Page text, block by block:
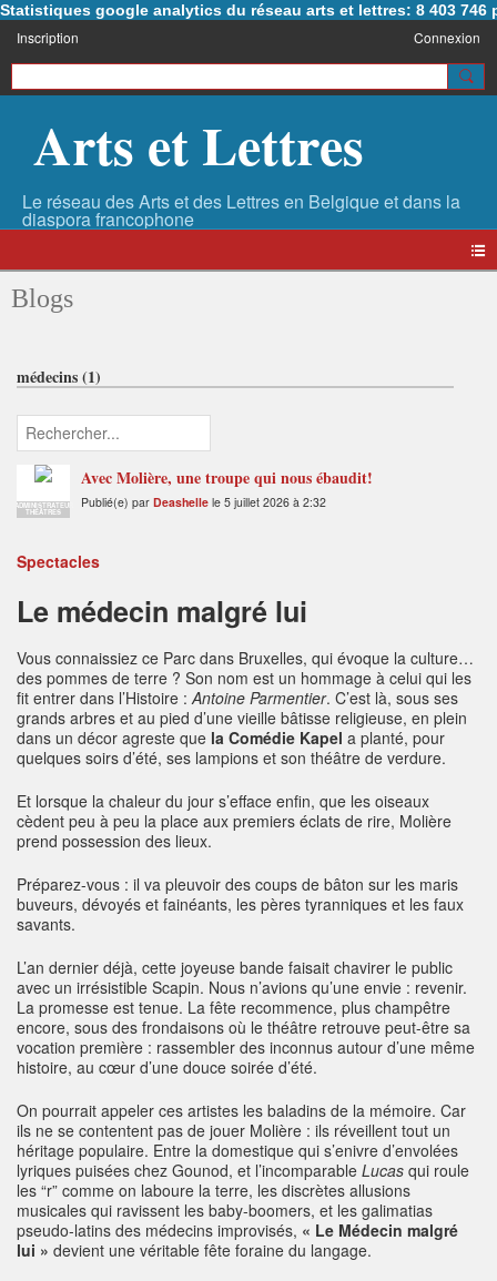
Statistiques google analytics du réseau arts et lettres: 8 403 746
Inscription Connexion
Arts et Lettres
Blogs
médecins (1)
ADMINISTRATEUR
THÉÂTRES
Avec Molière, une troupe qui nous ébaudit!
Publié(e) par Deashelle le 5 juillet 2026 à 2:32
Spectacles
Le médecin malgré lui
Vous connaissiez ce Parc dans Bruxelles, qui évoque la culture…
des pommes de terre ? Son nom est un hommage à celui qui les
fit entrer dans l’Histoire :Antoine Parmentier. C’est là, sous ses
grands arbres et au pied d’une vieille bâtisse religieuse, en plein
dans un décor agreste que la Comédie Kapel a planté, pour
quelques soirs d’été, ses lampions et son théâtre de verdure.
Et lorsque la chaleur du jour s’efface enfin, que les oiseaux
cèdent peu à peu la place aux premiers éclats de rire, Molière
prend possession des lieux.
Préparez-vous : il va pleuvoir des coups de bâton sur les maris
buveurs, dévoyés et fainéants, les pères tyranniques et les faux
savants.
L’an dernier déjà, cette joyeuse bande faisait chavirer le public
avec un irrésistible Scapin. Nous n’avions qu’une envie : revenir.
La promesse est tenue. La fête recommence, plus champêtre
encore, sous des frondaisons où le théâtre retrouve peut-être sa
vocation première : rassembler des inconnus autour d’une même
histoire, au cœur d’une douce soirée d’été.
On pourrait appeler ces artistes les baladins de la mémoire. Car
ils ne se contentent pas de jouer Molière : ils réveillent tout un
héritage populaire. Entre la domestique qui s’enivre d’envolées
lyriques puisées chez Gounod, et l’incomparable Lucas qui roule
les “r” comme on laboure la terre, les discrètes allusions
musicales qui ravissent les baby-boomers, et les galimatias
pseudo-latins des médecins improvisés, « Le Médecin malgré
lui » devient une véritable fête foraine du langage.